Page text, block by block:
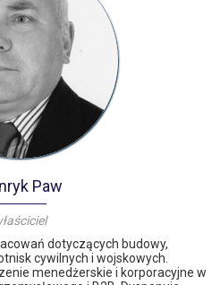
Paw
dotyczących budowy,
cywilnych i wojskowych.
menedżerskie i korporacyjne w